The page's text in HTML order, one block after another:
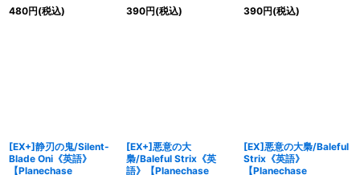
480円(税込)
390円(税込)
390円(税込)
[EX+]静刃の鬼/Silent-
Blade Oni《英語》
【Planechase
[EX+]悪意の大
梟/Baleful Strix《英
語》【Planechase
[EX]悪意の大梟/Baleful
Strix《英語》
【Planechase